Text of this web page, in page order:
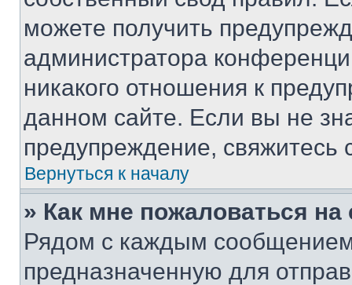
можете получить
администратора
никакого отношения к
данном сайте. Если вы не
предупреждение,
Вернуться к началу
» Как мне пожаловаться
Рядом с каждым сообщением
предназначенную для